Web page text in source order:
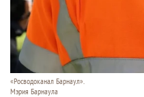
«Росводоканал Барнаул».
Мэрия Барнаула